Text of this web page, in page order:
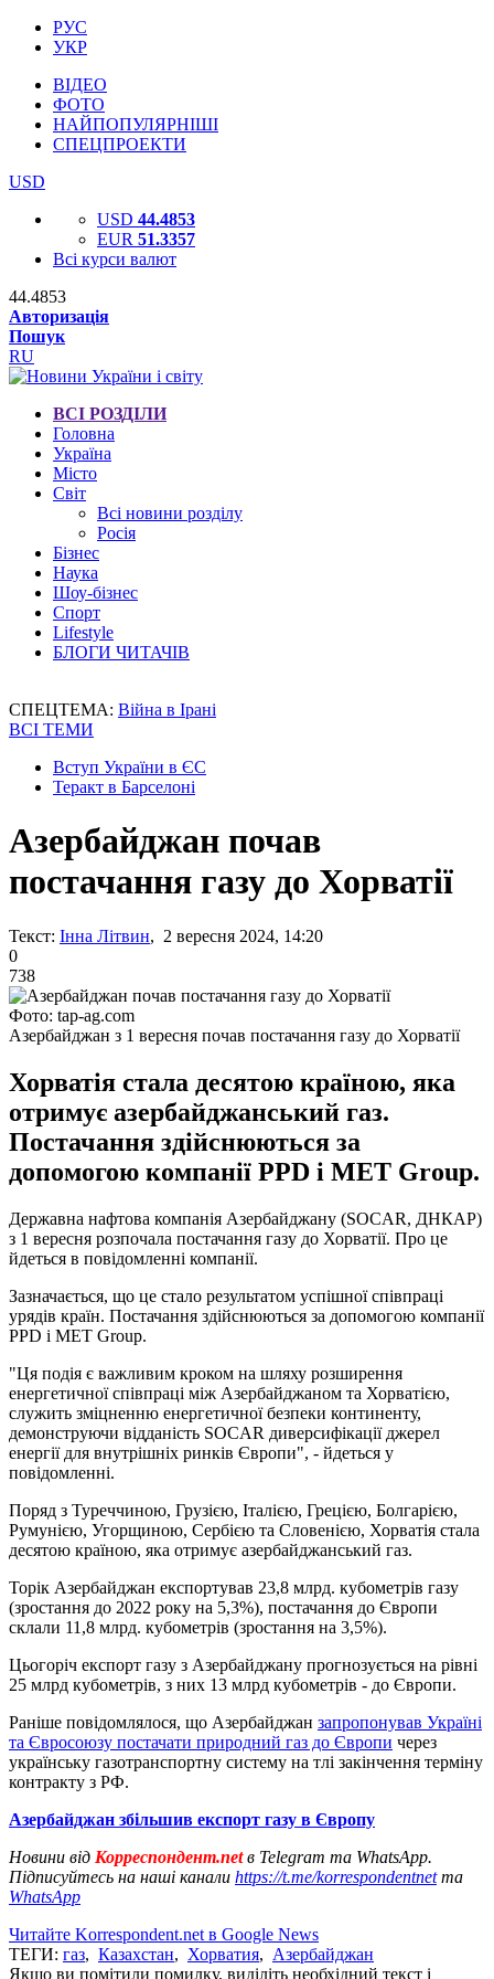
РУС
УКР
ВІДЕО
ФОТО
НАЙПОПУЛЯРНІШІ
СПЕЦПРОЕКТИ
USD
USD 44.4853
EUR 51.3357
Всі курси валют
44.4853
Авторизація
Пошук
RU
ВСІ РОЗДІЛИ
Головна
Україна
Місто
Світ
Всі новини розділу
Росія
Бізнес
Наука
Шоу-бізнес
Спорт
Lifestyle
БЛОГИ ЧИТАЧІВ
СПЕЦТЕМА: Війна в Ірані
ВСІ ТЕМИ
Вступ України в ЄС
Теракт в Барселоні
Азербайджан почав
постачання газу до Хорватії
Текст: Інна Літвин, 2 вересня 2024, 14:20
0
738
Фото: tap-ag.com
Азербайджан з 1 вересня почав постачання газу до Хорватії
Хорватія стала десятою країною, яка
отримує азербайджанський газ.
Постачання здійснюються за
допомогою компанії PPD і MET Group.
Державна нафтова компанія Азербайджану (SOCAR, ДНКАР)
з 1 вересня розпочала постачання газу до Хорватії. Про це
йдеться в повідомленні компанії.
Зазначається, що це стало результатом успішної співпраці
урядів країн. Постачання здійснюються за допомогою компанії
PPD і MET Group.
"Ця подія є важливим кроком на шляху розширення
енергетичної співпраці між Азербайджаном та Хорватією,
служить зміцненню енергетичної безпеки континенту,
демонструючи відданість SOCAR диверсифікації джерел
енергії для внутрішніх ринків Європи", - йдеться у
повідомленні.
Поряд з Туреччиною, Грузією, Італією, Грецією, Болгарією,
Румунією, Угорщиною, Сербією та Словенією, Хорватія стала
десятою країною, яка отримує азербайджанський газ.
Торік Азербайджан експортував 23,8 млрд. кубометрів газу
(зростання до 2022 року на 5,3%), постачання до Європи
склали 11,8 млрд. кубометрів (зростання на 3,5%).
Цьогоріч експорт газу з Азербайджану прогнозується на рівні
25 млрд кубометрів, з них 13 млрд кубометрів - до Європи.
Раніше повідомлялося, що Азербайджан запропонував Україні
та Євросоюзу постачати природний газ до Європи через
українську газотранспортну систему на тлі закінчення терміну
контракту з РФ.
Азербайджан збільшив експорт газу в Європу
Новини від Корреспондент.netв Telegram та WhatsApp.
Підписуйтесь на наші канали https://t.me/korrespondentnetта
WhatsApp
Читайте Korrespondent.net в Google News
ТЕГИ: газ, Казахстан, Хорватия, Азербайджан
Якщо ви помітили помилку, виділіть необхідний текст і